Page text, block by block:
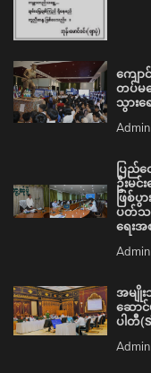
ကျော
တပ်မ
သွား
Admin
ပြည်
ဦးမင်
ဖြစ်ပွ
ပတ်သ
ရေး
Admin
အမျိုး
ဆောင်
ပါတီ
Admin